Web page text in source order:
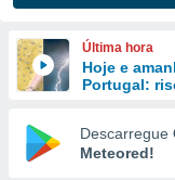
das
e
forma
digital
Última hora
Hoje e
Portugal:
Descarregue
Meteored!